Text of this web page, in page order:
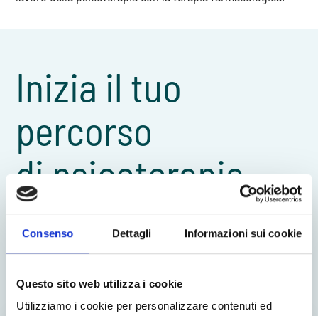
Consenso Dettagli Informazioni sui cookie
Questo sito web utilizza i cookie
Utilizziamo i cookie per personalizzare contenuti ed
Inizia il tuo
percorso
di psicoterapia
con lo specialista
migliore per te.